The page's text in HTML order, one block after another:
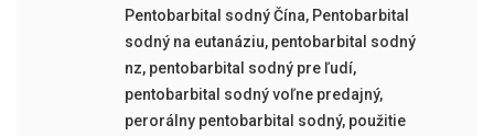
Pentobarbital sodný Čína, Pentobarbital
sodný na eutanáziu, pentobarbital sodný
nz, pentobarbital sodný pre ľudí,
pentobarbital sodný voľne predajný,
perorálny pentobarbital sodný, použitie